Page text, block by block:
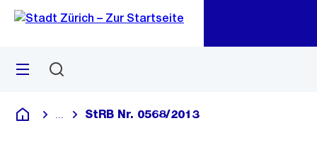
Navigation
Sprunglink
Menü
Deutsch
Blende alle Breadcrumbs ein
StRB Nr. 0568/2013